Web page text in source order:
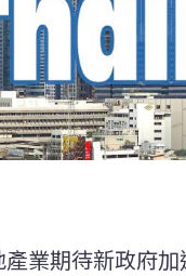
產業期待新政府